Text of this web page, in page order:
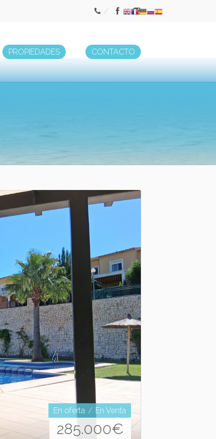
PROPIEDADES CONTACTO
En oferta En Venta
285.000€